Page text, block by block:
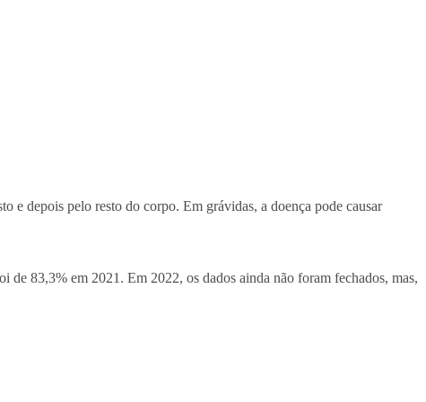
e depois pelo resto do corpo. Em grávidas, a doença pode causar
83,3% em 2021. Em 2022, os dados ainda não foram fechados, mas,